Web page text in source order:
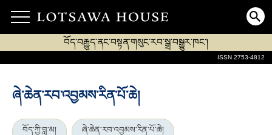
བོད་བརྒྱུད་ནང་བསྟན་གསུང་རབ་སྒྲ་བསྒྱུར་ཁང་།
ISSN 2753-4812
ཞེ་ཆེན་རབ་འབྱམས་རིན་པོ་ཆེ།
བོད་ཀྱི་བླ་མ། ཞེ་ཆེན་རབ་འབྱམས་རིན་པོ་ཆེ།